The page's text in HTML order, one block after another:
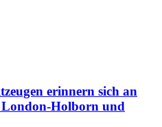
erinnern sich an
Holborn und